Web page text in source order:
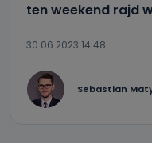
ten weekend rajd
30.06.2023 14:48
Sebastian